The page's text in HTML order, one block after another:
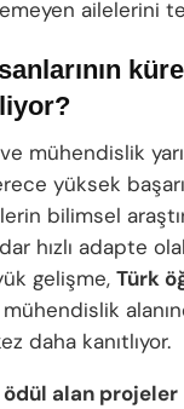
ailelerini
mühendislik
yüksek başarı
bilimsel
hızlı adapte
gelişme, Türk
daha kanıtlıyor.
alan projeler